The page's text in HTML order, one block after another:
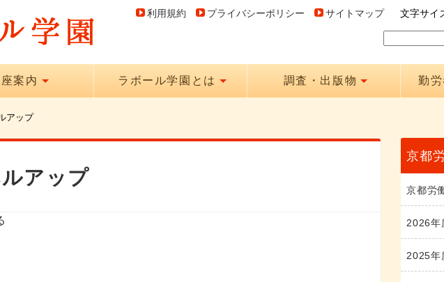
利用規約 プライバシーポリシー サイトマップ 文字サイ
案内 ラボール学園とは 調査・出版物 勤
アップ
アップ
京都
京都労
2026年
2025年